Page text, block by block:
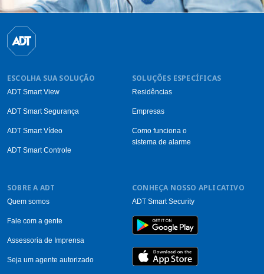
ESCOLHA SUA SOLUÇÃO
ADT Smart View
ADT Smart Segurança
ADT Smart Vídeo
ADT Smart Controle
SOLUÇÕES ESPECÍFICAS
Residências
Empresas
Como funciona o
sistema de alarme
SOBRE A ADT
Quem somos
Fale com a gente
Assessoria de Imprensa
Seja um agente autorizado
CONHEÇA NOSSO APLICATIVO
ADT Smart Security